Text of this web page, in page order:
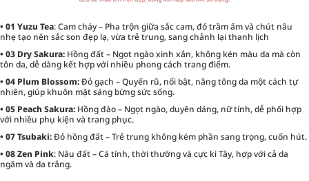
• 01 Yuzu Tea: Cam cháy – Pha trộn giữa sắc cam, đỏ trầm ấm và chút nâu
nhẹ tạo nên sắc son đẹp lạ, vừa trẻ trung, sang chảnh lại thanh lịch
• 03 Dry Sakura: Hồng đất – Ngọt ngào xinh xắn, không kén màu da mà còn
tôn da, dễ dàng kết hợp với nhiều phong cách trang điểm.
• 04 Plum Blossom:Đỏ gạch – Quyến rũ, nổi bật, nâng tông da một cách tự
nhiên, giúp khuôn mặt sáng bừng sức sống.
• 05 Peach Sakura: Hồng đào – Ngọt ngào, duyên dáng, nữ tính, dễ phối hợp
với nhiều phụ kiện và trang phục.
• 07 Tsubaki:Đỏ hồng đất – Trẻ trung không kém phần sang trọng, cuốn hút.
• 08 Zen Pink: Nâu đất – Cá tính, thời thường và cực kì Tây, hợp với cả da
ngăm và da trắng.